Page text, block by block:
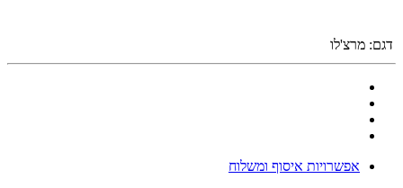
דגם: מרצ'לו
אפשרויות איסוף ומשלוח